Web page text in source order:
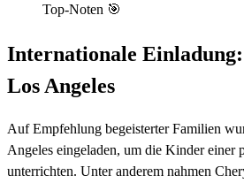
Top-Noten 🎯
Internationale
Los Angeles
Auf Empfehlung begeisterter Familien
Angeles eingeladen, um die Kinder einer
unterrichten. Unter anderem nahmen